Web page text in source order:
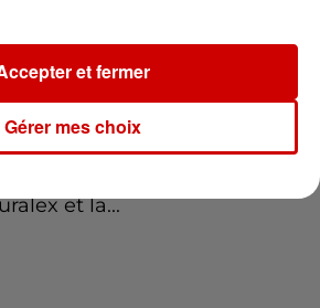
2026
UNE : professeur
et la...
Gérer mes choix
et fermer